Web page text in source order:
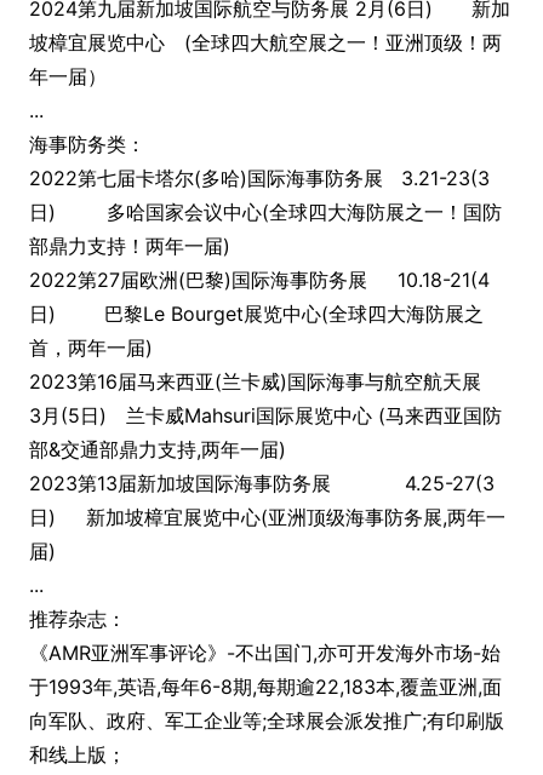
2024第九届新加坡国际航空与防务展 2月(6日) 新加
坡樟宜展览中心 (全球四大航空展之一！亚洲顶级！两
年一届）
...
海事防务类：
2022第七届卡塔尔(多哈)国际海事防务展 3.21-23(3
日) 多哈国家会议中心(全球四大海防展之一！国防
部鼎力支持！两年一届)
2022第27届欧洲(巴黎)国际海事防务展 10.18-21(4
日) 巴黎Le Bourget展览中心(全球四大海防展之
首，两年一届)
2023第16届马来西亚(兰卡威)国际海事与航空航天展
3月(5日) 兰卡威Mahsuri国际展览中心 (马来西亚国防
部&交通部鼎力支持,两年一届)
2023第13届新加坡国际海事防务展
4.25-27(3
日) 新加坡樟宜展览中心(亚洲顶级海事防务展,两年一
届)
...
推荐杂志：
《AMR亚洲军事评论》-不出国门,亦可开发海外市场-始
于1993年,英语,每年6-8期,每期逾22,183本,覆盖亚洲,面
向军队、政府、军工企业等;全球展会派发推广;有印刷版
和线上版；